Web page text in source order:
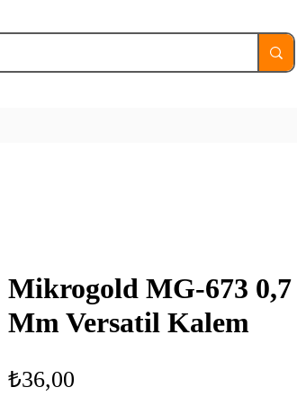
Mikrogold MG-673 0,7
Mm Versatil Kalem
₺36,00